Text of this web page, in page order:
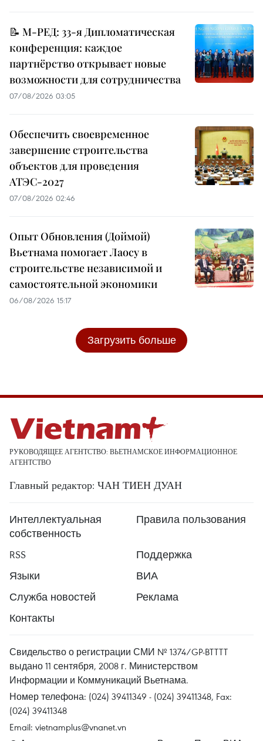
📝 М-РЕД: 33-я Дипломатическая
конференция: каждое
партнёрство открывает новые
возможности для сотрудничества
07/08/2026 03:05
Обеспечить своевременное
завершение строительства
объектов для проведения
АТЭС-2027
07/08/2026 02:46
Опыт Обновления (Доймой)
Вьетнама помогает Лаосу в
строительстве независимой и
самостоятельной экономики
06/08/2026 15:17
Загрузить больше
РУКОВОДЯЩЕЕ АГЕНТСТВО: ВЬЕТНАМСКОЕ ИНФОРМАЦИОННОЕ
АГЕНТСТВО
Главный редактор: ЧАН ТИЕН ДУАН
Интеллектуальная
собственность
Правила пользования
RSS
Поддержка
Языки
ВИА
Служба новостей
Реклама
Контакты
Свидельство о регистрации СМИ № 1374/GP-BTTTT
выдано 11 сентября, 2008 г. Министерством
Информации и Коммуникаций Вьетнама.
Номер телефона: (024) 39411349 - (024) 39411348, Fax:
(024) 39411348
Email: vietnamplus@vnanet.vn